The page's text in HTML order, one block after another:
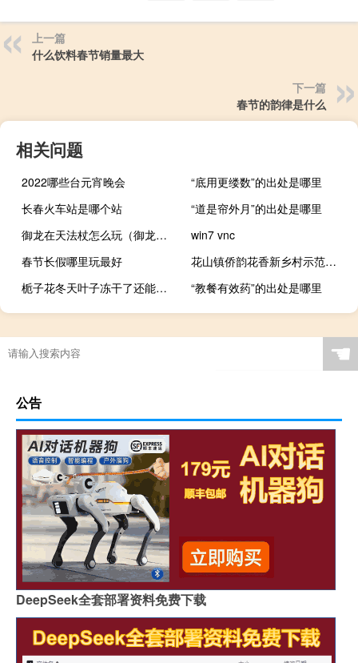
上一篇
什么饮料春节销量最大
下一篇
春节的韵律是什么
相关问题
2022哪些台元宵晚会
“底用更缕数”的出处是哪里
长春火车站是哪个站
“道是帘外月”的出处是哪里
御龙在天法杖怎么玩（御龙在天法杖冰法火法哪个好）
win7 vnc
春节长假哪里玩最好
花山镇侨韵花香新乡村示范带(关于花山镇侨韵花香新乡村示范带简述)
栀子花冬天叶子冻干了还能活吗
“教餐有效药”的出处是哪里
☚
公告
DeepSeek全套部署资料免费下载